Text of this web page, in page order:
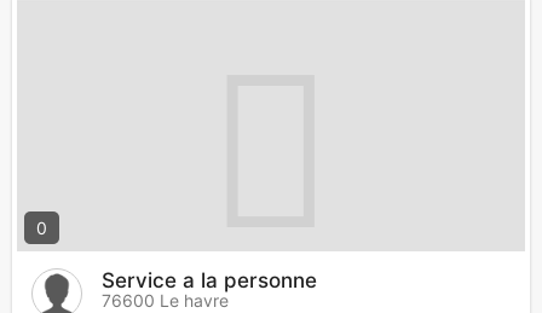
0
Service a la personne
76600 Le havre